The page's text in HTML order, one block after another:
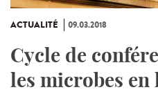
ACTUALITÉ 09.03.2018
Cycle de
les microbes en